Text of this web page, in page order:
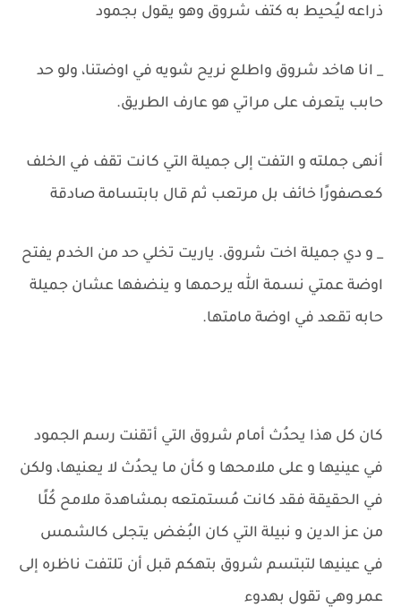
ذراعه ليُحيط به كتف شروق وهو يقول بجمود
_ انا هاخد شروق واطلع نريح شويه في اوضتنا، ولو حد
حابب يتعرف على مراتي هو عارف الطريق.
أنهى جملته و التفت إلى جميلة التي كانت تقف في الخلف
كعصفورًا خائف بل مرتعب ثم قال بابتسامة صادقة
_ و دي جميلة اخت شروق. ياريت تخلي حد من الخدم يفتح
اوضة عمتي نسمة الله يرحمها و ينضفها عشان جميلة
حابه تقعد في اوضة مامتها.
كان كل هذا يحدُث أمام شروق التي أتقنت رسم الجمود
في عينيها و على ملامحها و كأن ما يحدُث لا يعنيها، ولكن
في الحقيقة فقد كانت مُستمتعه بمشاهدة ملامح كُلًا
من عز الدين و نبيلة التي كان البُغض يتجلى كالشمس
في عينيها لتبتسم شروق بتهكم قبل أن تلتفت ناظره إلى
عمر وهي تقول بهدوء